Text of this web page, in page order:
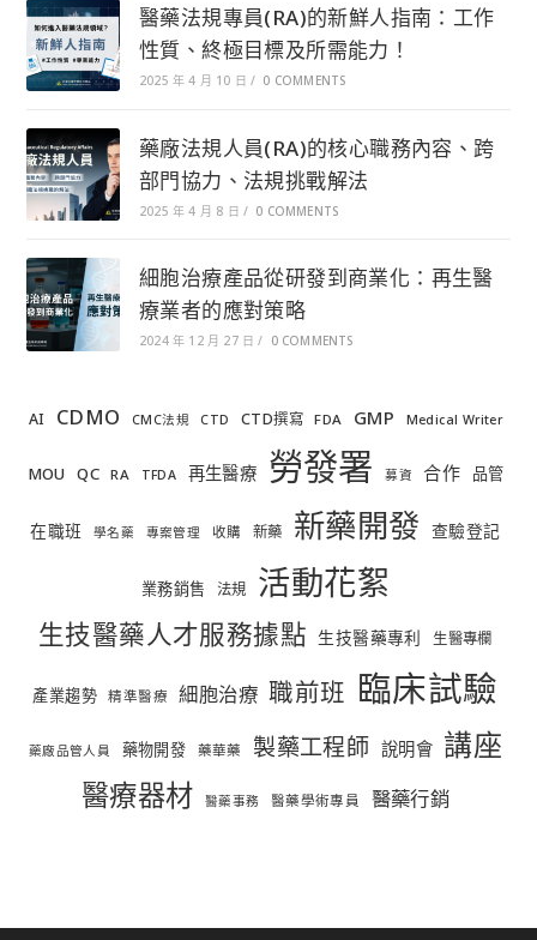
醫藥法規專員(RA)的新鮮人指南：工作
性質、終極目標及所需能力！
2025 年 4 月 10 日 / 0 COMMENTS
藥廠法規人員(RA)的核心職務內容、跨
部門協力、法規挑戰解法
2025 年 4 月 8 日 / 0 COMMENTS
細胞治療產品從研發到商業化：再生醫
療業者的應對策略
2024 年 12 月 27 日 / 0 COMMENTS
AI CDMO CMC法規 CTD CTD撰寫 FDA GMP Medical Writer
MOU QC RA TFDA 再生醫療 勞發署 募資 合作 品管
在職班 學名藥 專案管理 收購 新藥 新藥開發 查驗登記
業務銷售 法規 活動花絮
生技醫藥人才服務據點 生技醫藥專利 生醫專欄
產業趨勢 精準醫療 細胞治療 職前班 臨床試驗
藥廠品管人員 藥物開發 藥華藥 製藥工程師 說明會 講座
醫療器材 醫藥事務 醫藥學術專員 醫藥行銷